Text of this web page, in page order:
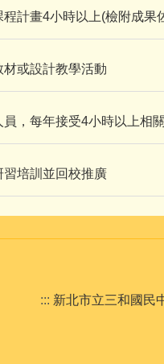
計畫4小時以上(檢附成果
或設計教學活動
，每年接受4小時以上相
培訓並回校推廣
::: 新北市立三和國民